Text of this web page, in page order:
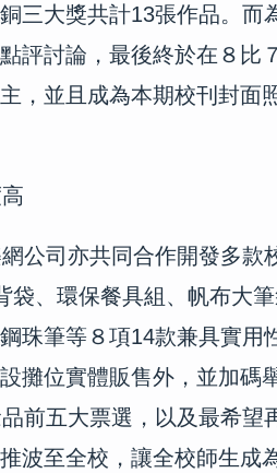
三大獎共計13張作品。而
評討論，最後終於在８比
，並且成為本期校刊封面
公司亦共同合作開發多款
、環保餐具組、帆布大筆
珠筆等８項14款兼具實用
攤位實體販售外，並加碼
前五大票選，以及最希望
波至全校，讓全校師生成